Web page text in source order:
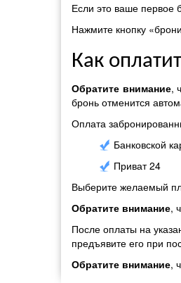
Если это ваше первое
Нажмите кнопку
Как
Обратите внимание,
бронь отменится
Оплата
Банковской
Приват 24
Выберите желаемый
Обратите внимание,
После оплаты на
предъявите его при
Обратите внимание,